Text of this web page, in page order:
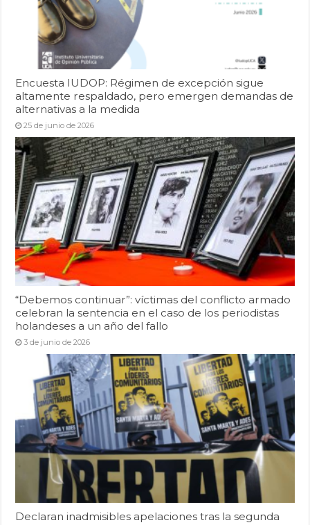
Encuesta IUDOP: Régimen de excepción sigue
altamente respaldado, pero emergen demandas de
alternativas a la medida
25 de junio de 2026
“Debemos continuar”: víctimas del conflicto armado
celebran la sentencia en el caso de los periodistas
holandeses a un año del fallo
3 de junio de 2026
Declaran inadmisibles apelaciones tras la segunda